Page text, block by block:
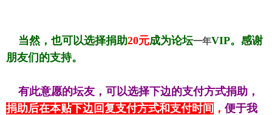
当然，也可以选择捐助20元成为论坛一年VIP。感谢
朋友们的支持。
有此意愿的坛友，可以选择下边的支付方式捐助，
捐助后在本贴下边回复支付方式和支付时间 ， 便于我